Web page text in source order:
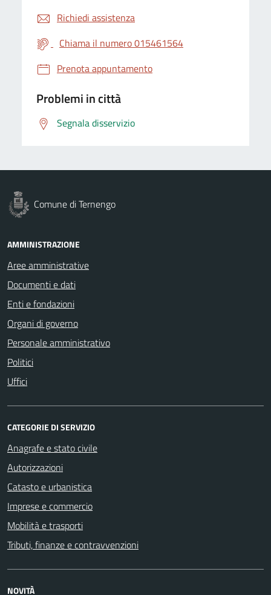
Richiedi assistenza
Chiama il numero 015461564
Prenota appuntamento
Problemi in città
Segnala disservizio
Comune di Ternengo
AMMINISTRAZIONE
Aree amministrative
Documenti e dati
Enti e fondazioni
Organi di governo
Personale amministrativo
Politici
Uffici
CATEGORIE DI SERVIZIO
Anagrafe e stato civile
Autorizzazioni
Catasto e urbanistica
Imprese e commercio
Mobilità e trasporti
Tributi, finanze e contravvenzioni
NOVITÀ